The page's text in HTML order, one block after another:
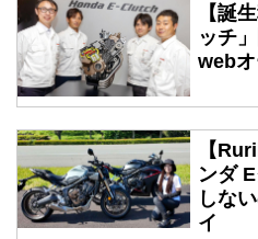
【誕
ッチ
web
【
ンダ
しな
イ